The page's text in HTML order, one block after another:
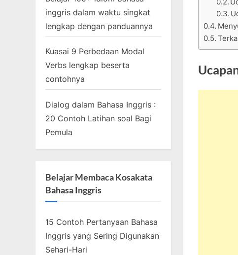
inggris dalam waktu singkat
lengkap dengan panduannya
Kuasai 9 Perbedaan Modal
Verbs lengkap beserta
contohnya
Dialog dalam Bahasa Inggris :
20 Contoh Latihan soal Bagi
Pemula
Belajar Membaca Kosakata
Bahasa Inggris
15 Contoh Pertanyaan Bahasa
Inggris yang Sering Digunakan
Sehari-Hari